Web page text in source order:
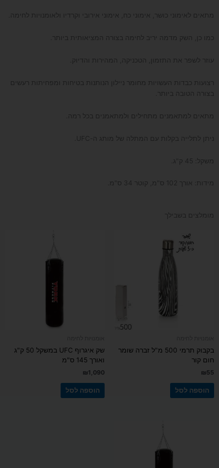
מתאים לאימוני כושר, אימוני כח, אימוני אירובי וקרדיו ולאומנויות לחימה.
כמו כן, השק מדמה יריב לחימה בצורה המציאותית ביותר.
עוזר לשפר את התזמון, הטכניקה, המהירות והדיוק.
רצועות כבדות העשויות מחומר ניילון הנותנות בטיחות ומפחיתות רעשים
בצורה הטובה ביותר.
מתאים למתאמנים מתחילים ולמתאמנים בכל רמה.
ניתן לתלייה בקלות עם המתלה של מותג ה-UFC.
משקל: 45 ק"ג.
מידות: אורך 102 ס"מ, קוטר 34 ס"מ.
מומלצים בשבילך
בקבוק תרמי 500 מ"ל זברה שומר
חום קור
₪55
הוספה לסל
שק איגרוף UFC במשקל 50 ק"ג
ואורך 145 ס"מ
₪1,090
הוספה לסל